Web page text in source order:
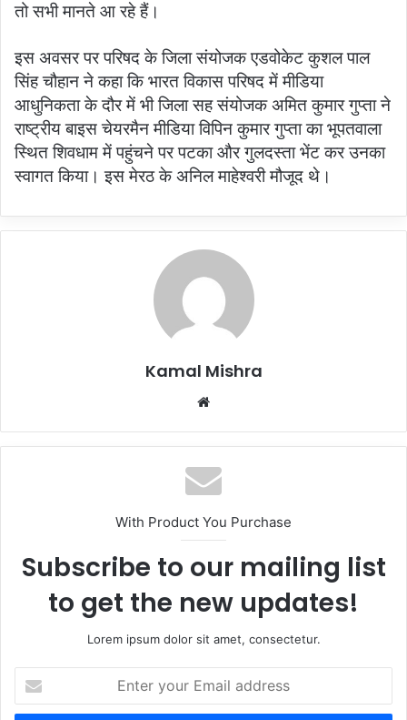
तो सभी मानते आ रहे हैं।
इस अवसर पर परिषद के जिला संयोजक एडवोकेट कुशल पाल
सिंह चौहान ने कहा कि भारत विकास परिषद में मीडिया
आधुनिकता के दौर में भी जिला सह संयोजक अमित कुमार गुप्ता ने
राष्ट्रीय बाइस चेयरमैन मीडिया विपिन कुमार गुप्ता का भूपतवाला
स्थित शिवधाम में पहुंचने पर पटका और गुलदस्ता भेंट कर उनका
स्वागत किया। इस मेरठ के अनिल माहेश्वरी मौजूद थे।
Kamal Mishra
Website
With Product You Purchase
Subscribe to our mailing list
to get the new updates!
Lorem ipsum dolor sit amet, consectetur.
your
Email